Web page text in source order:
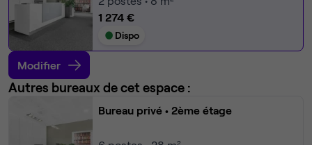
1 274 €
Dispo
Modifier
Autres bureaux de cet espace :
Bureau privé • 2ème étage